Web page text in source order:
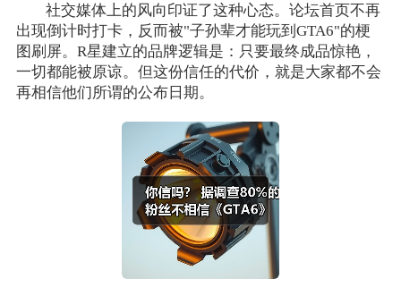
社交媒体上的风向印证了这种心态。论坛首页不再
出现倒计时打卡，反而被"子孙辈才能玩到GTA6"的梗
图刷屏。R星建立的品牌逻辑是：只要最终成品惊艳，
一切都能被原谅。但这份信任的代价，就是大家都不会
再相信他们所谓的公布日期。